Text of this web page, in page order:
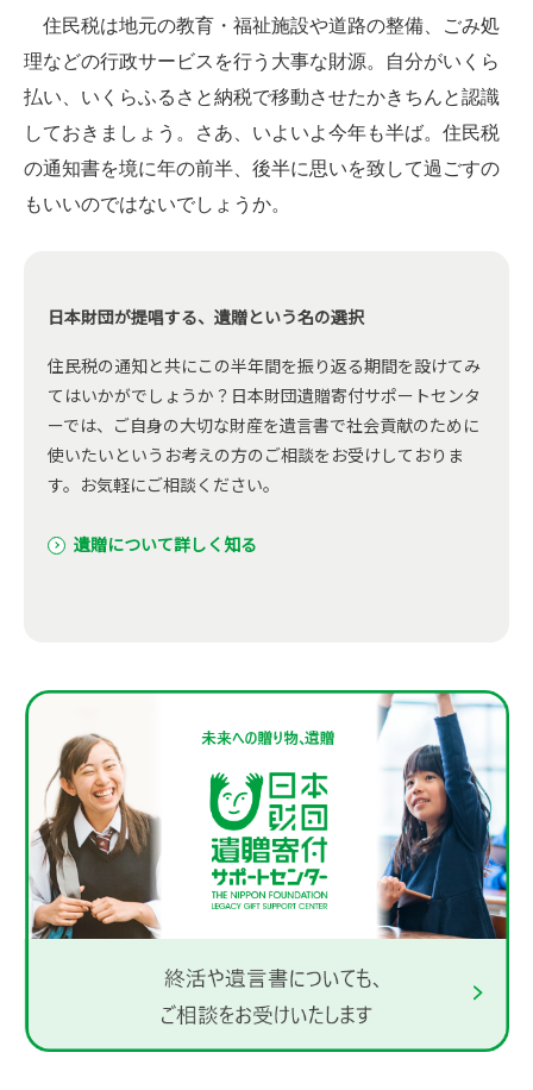
住民税は地元の教育・福祉施設や道路の整備、ごみ処
理などの行政サービスを行う大事な財源。自分がいくら
払い、いくらふるさと納税で移動させたかきちんと認識
しておきましょう。さあ、いよいよ今年も半ば。住民税
の通知書を境に年の前半、後半に思いを致して過ごすの
もいいのではないでしょうか。
日本財団が提唱する、遺贈という名の選択
住民税の通知と共にこの半年間を振り返る期間を設けてみ
てはいかがでしょうか？ 日本財団遺贈寄付サポートセンタ
ーでは、ご自身の大切な財産を遺言書で社会貢献のために
使いたいというお考えの方のご相談をお受けしておりま
す。お気軽にご相談ください。
遺贈について詳しく知る